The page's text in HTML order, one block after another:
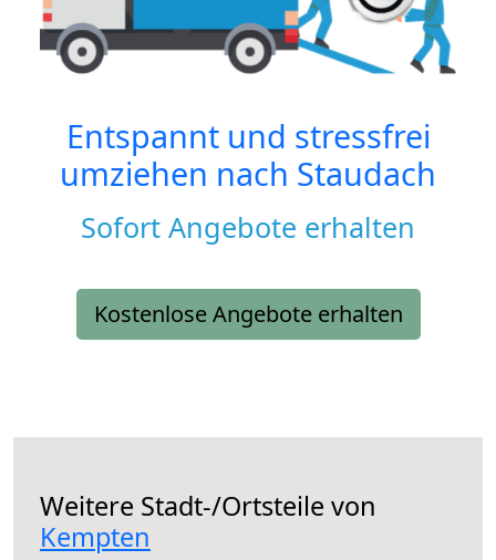
Entspannt und stressfrei
umziehen nach Staudach
Sofort Angebote erhalten
Kostenlose Angebote erhalten
Weitere Stadt-/Ortsteile von
Kempten